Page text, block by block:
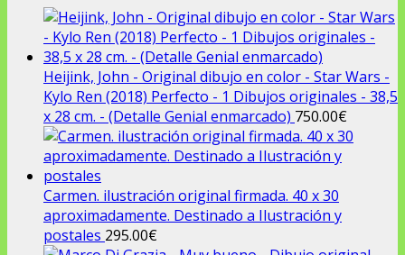
era:
290.00€.220.00€.
Heijink, John - Original dibujo en color - Star Wars -
Kylo Ren (2018) Perfecto - 1 Dibujos originales - 38,5
x 28 cm. - (Detalle Genial enmarcado) 750.00€
Carmen. ilustración original firmada. 40 x 30
aproximadamente. Destinado a Ilustración y
postales 295.00€